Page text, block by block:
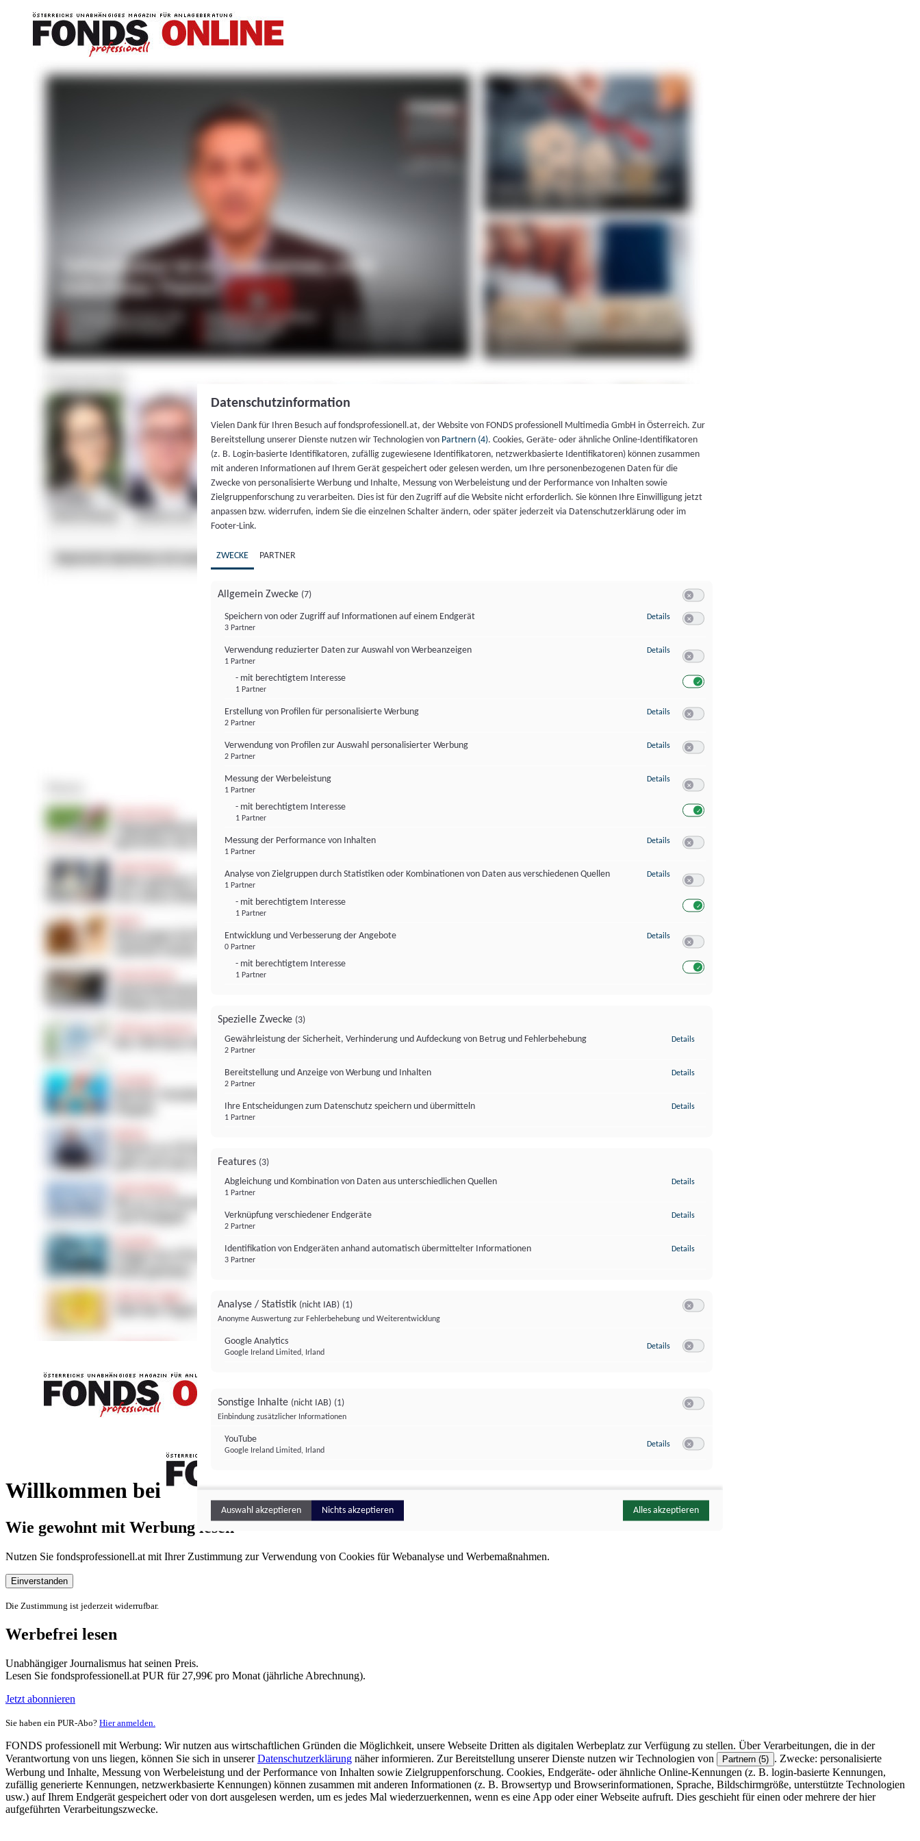
Willkommen bei
FONDS professionell
Wie gewohnt mit Werbung lesen
Nutzen Sie fondsprofessionell.at mit Ihrer Zustimmung zur Verwendung von Cookies für Webanalyse und Werbemaßnahmen.
Einverstanden
Die Zustimmung ist jederzeit widerrufbar.
Werbefrei lesen
Unabhängiger Journalismus hat seinen Preis.
Lesen Sie fondsprofessionell.at PUR für 27,99€ pro Monat (jährliche Abrechnung).
Jetzt abonnieren
Sie haben ein PUR-Abo? Hier anmelden.
FONDS professionell mit Werbung: Wir nutzen aus wirtschaftlichen Gründen die Möglichkeit, unsere Webseite Dritten als digitalen Werbeplatz zur Verfügung zu stellen. Über Verarbeitungen, die in der
Verantwortung von uns liegen, können Sie sich in unsererDatenschutzerklärung näher informieren. Zur Bereitstellung unserer Dienste nutzen wir Technologien von Partnern (5) . Zwecke: personalisierte
Werbung und Inhalte, Messung von Werbeleistung und der Performance von Inhalten sowie Zielgruppenforschung. Cookies, Endgeräte- oder ähnliche Online-Kennungen (z. B. login-basierte Kennungen,
zufällig generierte Kennungen, netzwerkbasierte Kennungen) können zusammen mit anderen Informationen (z. B. Browsertyp und Browserinformationen, Sprache, Bildschirmgröße, unterstützte Technologien
usw.) auf Ihrem Endgerät gespeichert oder von dort ausgelesen werden, um es jedes Mal wiederzuerkennen, wenn es eine App oder einer Webseite aufruft. Dies geschieht für einen oder mehrere der hier
aufgeführten Verarbeitungszwecke.
Datenschutzinformation
Vielen Dank für Ihren Besuch auf fondsprofessionell.at, der Website von FONDS professionell Multimedia GmbH in Österreich. Zur
Bereitstellung unserer Dienste nutzen wir Technologien von Partnern (4). Cookies, Geräte- oder ähnliche Online-Identifikatoren
(z. B. Login-basierte Identifikatoren, zufällig zugewiesene Identifikatoren, netzwerkbasierte Identifikatoren) können zusammen
mit anderen Informationen auf Ihrem Gerät gespeichert oder gelesen werden, um Ihre personenbezogenen Daten für die
Zwecke von personalisierte Werbung und Inhalte, Messung von Werbeleistung und der Performance von Inhalten sowie
Zielgruppenforschung zu verarbeiten. Dies ist für den Zugriff auf die Website nicht erforderlich. Sie können Ihre Einwilligung jetzt
anpassen bzw. widerrufen, indem Sie die einzelnen Schalter ändern, oder später jederzeit via Datenschutzerklärung oder im
Footer-Link.
ZWECKE PARTNER
Allgemein Zwecke (7)
Speichern von oder Zugriff auf Informationen auf einem Endgerät
3 Partner
Details zu Speichern von oder Zugriff auf Informationen auf einem Endgerät
Verwendung reduzierter Daten zur Auswahl von Werbeanzeigen
1 Partner
- mit berechtigtem Interesse
1 Partner
Details zu Verwendung reduzierter Daten zur Auswahl von Werbeanzeigen
Erstellung von Profilen für personalisierte Werbung
2 Partner
Details zu Erstellung von Profilen für personalisierte Werbung
Verwendung von Profilen zur Auswahl personalisierter Werbung
2 Partner
Details zu Verwendung von Profilen zur Auswahl personalisierter Werbung
Messung der Werbeleistung
1 Partner
- mit berechtigtem Interesse
1 Partner
Details zu Messung der Werbeleistung
Messung der Performance von Inhalten
1 Partner
Details zu Messung der Performance von Inhalten
Analyse von Zielgruppen durch Statistiken oder Kombinationen von Daten aus verschiedenen Quellen
1 Partner
- mit berechtigtem Interesse
1 Partner
Details zu Analyse von Zielgruppen durch Statistiken oder Kombinationen von
Entwicklung und Verbesserung der Angebote
0 Partner
- mit berechtigtem Interesse
1 Partner
Details zu Entwicklung und Verbesserung der Angebote
Spezielle Zwecke (3)
Gewährleistung der Sicherheit, Verhinderung und Aufdeckung von Betrug und Fehlerbehebung
2 Partner
Details
Bereitstellung und Anzeige von Werbung und Inhalten
2 Partner
Details
Ihre Entscheidungen zum Datenschutz speichern und übermitteln
1 Partner
Details
Features (3)
Abgleichung und Kombination von Daten aus unterschiedlichen Quellen
1 Partner
Details
Verknüpfung verschiedener Endgeräte
2 Partner
Details
Identifikation von Endgeräten anhand automatisch übermittelter Informationen
3 Partner
Details
Analyse / Statistik (nicht IAB) (1)
Anonyme Auswertung zur Fehlerbehebung und Weiterentwicklung
Google Analytics
Google Ireland Limited, Irland
Details zu Google Analytics
Sonstige Inhalte (nicht IAB) (1)
Einbindung zusätzlicher Informationen
YouTube
Google Ireland Limited, Irland
Details zu YouTube
Auswahl akzeptieren Nichts akzeptieren Alles akzeptieren